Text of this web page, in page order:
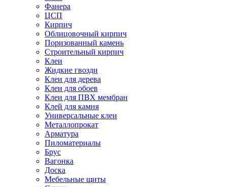
Фанера
ЦСП
Кирпич
Облицовочный кирпич
Поризованный камень
Строительный кирпич
Клеи
Жидкие гвозди
Клеи для дерева
Клеи для обоев
Клеи для ПВХ мембран
Клей для камня
Универсальные клеи
Металлопрокат
Арматура
Пиломатериалы
Брус
Вагонка
Доска
Мебельные щиты